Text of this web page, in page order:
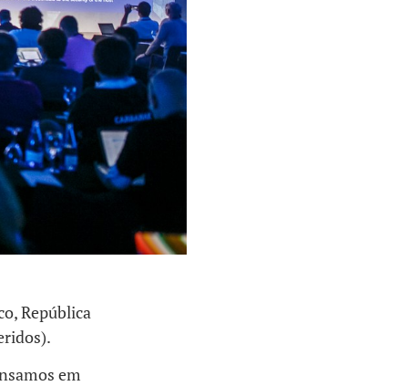
República
em